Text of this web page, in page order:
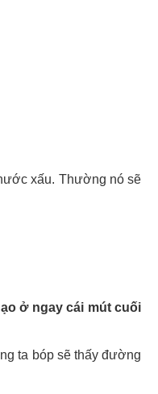
xấu. Thường nó sẽ
ở ngay cái mút cuối
ta bóp sẽ thấy đường